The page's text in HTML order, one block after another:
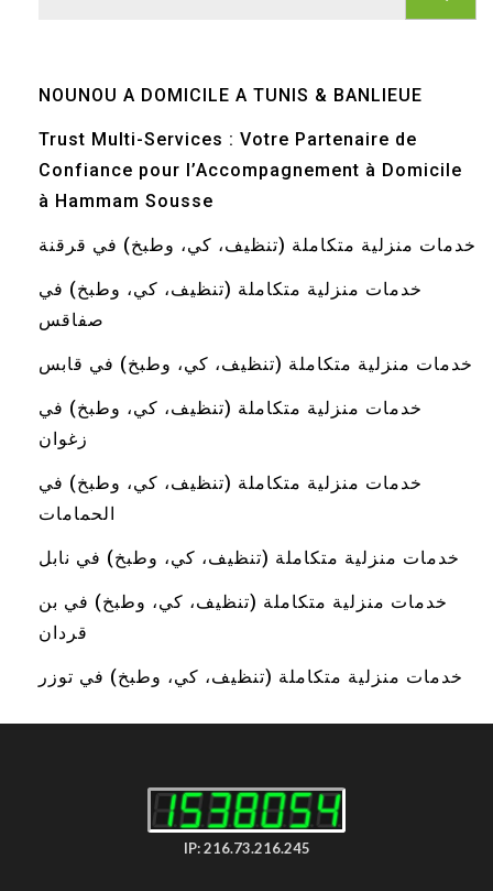
NOUNOU A DOMICILE A TUNIS & BANLIEUE
Trust Multi-Services : Votre Partenaire de
Confiance pour l’Accompagnement à Domicile
à Hammam Sousse
خدمات منزلية متكاملة (تنظيف، كي، وطبخ) في قرقنة
خدمات منزلية متكاملة (تنظيف، كي، وطبخ) في
صفاقس
خدمات منزلية متكاملة (تنظيف، كي، وطبخ) في قابس
خدمات منزلية متكاملة (تنظيف، كي، وطبخ) في
زغوان
خدمات منزلية متكاملة (تنظيف، كي، وطبخ) في
الحمامات
خدمات منزلية متكاملة (تنظيف، كي، وطبخ) في نابل
خدمات منزلية متكاملة (تنظيف، كي، وطبخ) في بن
قردان
خدمات منزلية متكاملة (تنظيف، كي، وطبخ) في توزر
IP: 216.73.216.245